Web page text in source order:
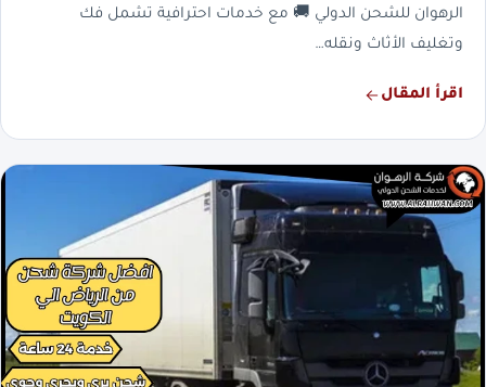
الرهوان للشحن الدولي 🚚 مع خدمات احترافية تشمل فك
وتغليف الأثاث ونقله…
اقرأ المقال